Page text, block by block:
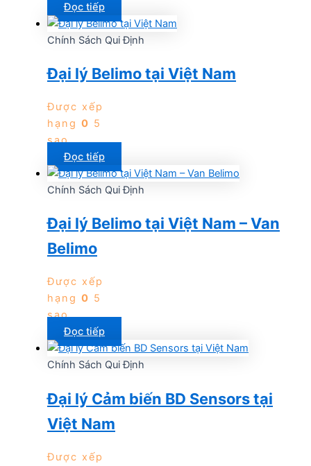
Đọc tiếp
Chính Sách Qui Định
Đại lý Belimo tại Việt Nam
Được xếp
hạng 0 5
sao
Đọc tiếp
Chính Sách Qui Định
Đại lý Belimo tại Việt Nam – Van
Belimo
Được xếp
hạng 0 5
sao
Đọc tiếp
Chính Sách Qui Định
Đại lý Cảm biến BD Sensors tại
Việt Nam
Được xếp